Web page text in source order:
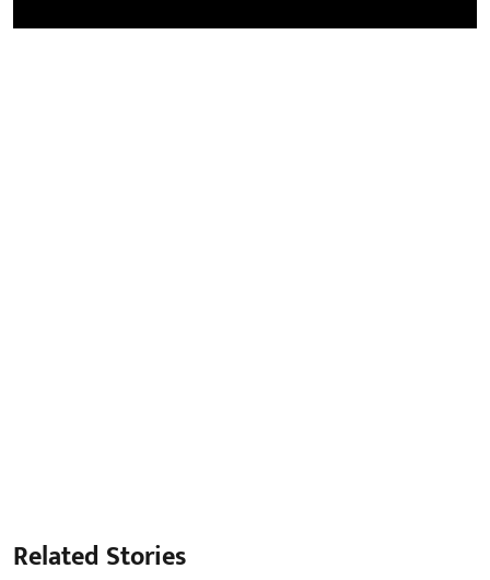
Related Stories